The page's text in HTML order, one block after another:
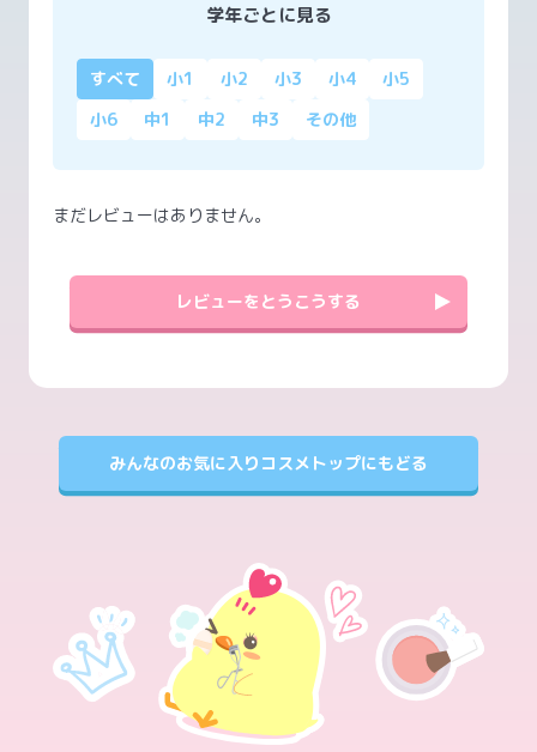
学年ごとに見る
すべて 小1 小2 小3 小4
小5
小6
中1 中2 中3 その他
まだレビューはありません。
レビューをとうこうする
みんなのお気に入りコスメトップにもどる